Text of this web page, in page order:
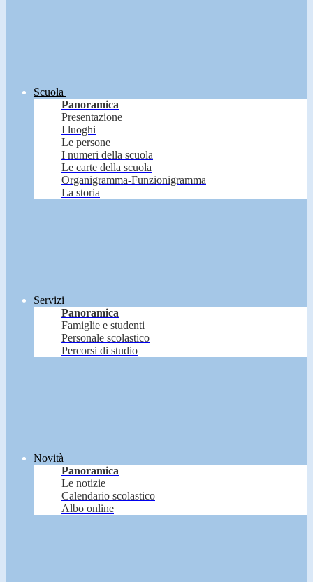
Scuola
Panoramica
Presentazione
I luoghi
Le persone
I numeri della scuola
Le carte della scuola
Organigramma-Funzionigramma
La storia
Servizi
Panoramica
Famiglie e studenti
Personale scolastico
Percorsi di studio
Novità
Panoramica
Le notizie
Calendario scolastico
Albo online